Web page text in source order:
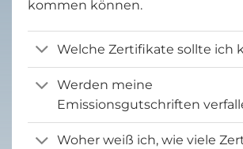
kommen können.
Welche Zertifikate sollte ich
Werden meine
Emissionsgutschriften
Woher weiß ich, wie viele